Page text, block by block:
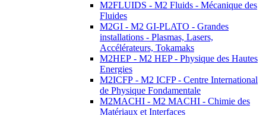
M2FLUIDS - M2 Fluids - Mécanique des
Fluides
M2GI - M2 GI-PLATO - Grandes
installations - Plasmas, Lasers,
Accélérateurs, Tokamaks
M2HEP - M2 HEP - Physique des Hautes
Energies
M2ICFP - M2 ICFP - Centre International
de Physique Fondamentale
M2MACHI - M2 MACHI - Chimie des
Matériaux et Interfaces